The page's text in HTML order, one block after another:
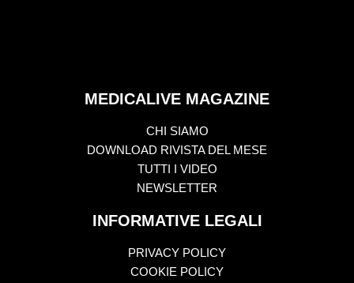
MEDICALIVE MAGAZINE
CHI SIAMO
DOWNLOAD RIVISTA DEL MESE
TUTTI I VIDEO
NEWSLETTER
INFORMATIVE LEGALI
PRIVACY POLICY
COOKIE POLICY